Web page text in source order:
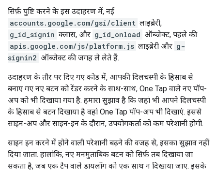
सिर्फ़ पुष्टि करने के इस उदाहरण में, नई
accounts.google.com/gsi/client लाइब्रेरी,
g_id_signin क्लास, और g_id_onload ऑब्जेक्ट, पहले की
apis.google.com/js/platform.js लाइब्रेरी और g-
signin2 ऑब्जेक्ट की जगह ले लेते हैं.
उदाहरण के तौर पर दिए गए कोड में, आपकी दिलचस्पी के हिसाब से
बनाए गए नए बटन को रेंडर करने के साथ-साथ, One Tap वाले नए पॉप-
अप को भी दिखाया गया है. हमारा सुझाव है कि जहां भी आपने दिलचस्पी
के हिसाब से बटन दिखाया है वहां One Tap पॉप-अप भी दिखाएं. इससे
साइन-अप और साइन-इन के दौरान, उपयोगकर्ता को कम परेशानी होगी.
साइन इन करने में होने वाली परेशानी बढ़ने की वजह से, इसका सुझाव नहीं
दिया जाता. हालांकि, नए मनमुताबिक बटन को सिर्फ़ तब दिखाया जा
सकता है, जब एक टैप वाले डायलॉग को एक साथ न दिखाया जाए. इसके